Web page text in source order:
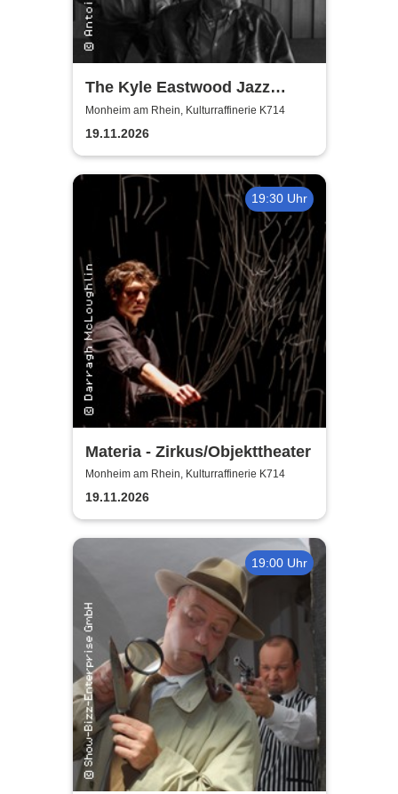
The Kyle Eastwood Jazz
Quintet
Monheim am Rhein, Kulturraffinerie K714
19.11.2026
19:30 Uhr
Materia - Zirkus/Objekttheater
Monheim am Rhein, Kulturraffinerie K714
19.11.2026
19:00 Uhr